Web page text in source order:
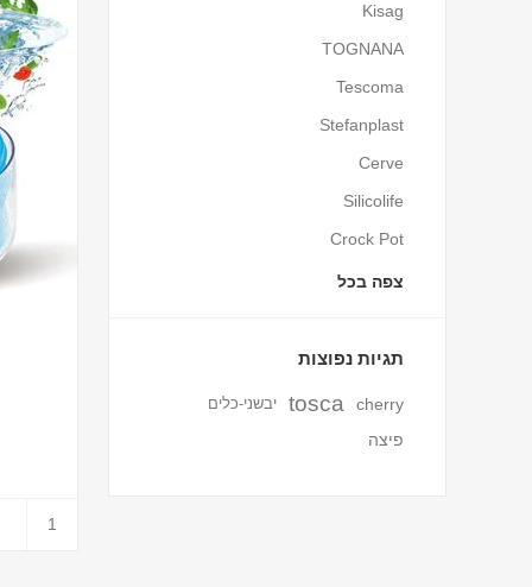
Kisag
TOGNANA
Tescoma
Stefanplast
Cerve
Silicolife
Crock Pot
צפה בכל
תגיות נפוצות
cherry
tosca יבשני-כלים
פיצה